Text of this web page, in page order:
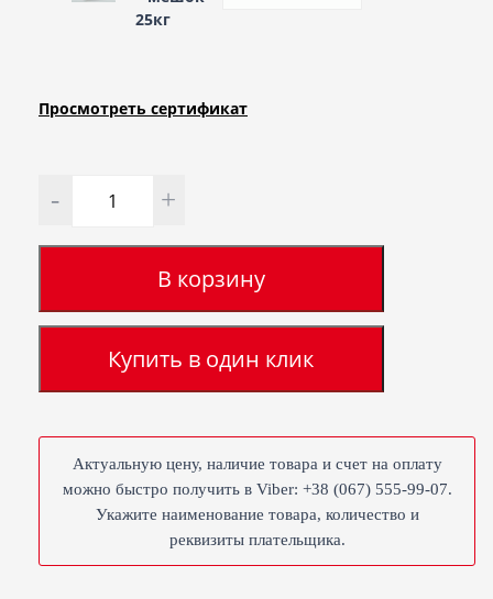
25кг
Просмотреть сертификат
В корзину
Купить в один клик
Актуальную цену, наличие товара и счет на оплату
можно быстро получить в Viber: +38 (067) 555-99-07.
Укажите наименование товара, количество и
реквизиты плательщика.